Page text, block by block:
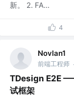
新。 2. FA...
4
Novlan1
前端工程师 ·
TDesign E2E
试框架